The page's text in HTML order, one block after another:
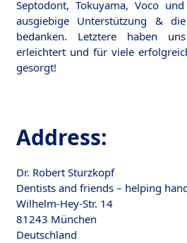
Septodont, Tokuyama, Voco
ausgiebige Unterstützung &
bedanken. Letztere haben
erleichtert und für viele
gesorgt!
Address:
Dr. Robert Sturzkopf
Dentists and friends – helping
Wilhelm-Hey-Str. 14
81243 München
Deutschland